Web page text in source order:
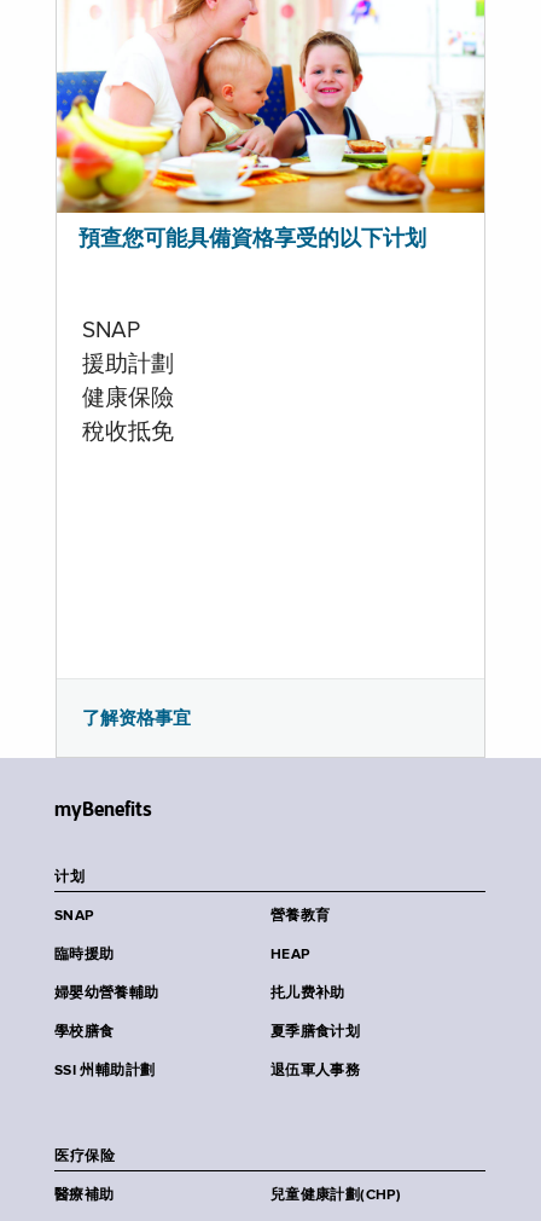
預查您可能具備資格享受的以下计划
SNAP
援助計劃
健康保險
稅收抵免
了解资格事宜
myBenefits
计划
SNAP 營養教育
臨時援助 HEAP
婦嬰幼營養輔助 扥儿费补助
學校膳食 夏季膳食计划
SSI 州輔助計劃 退伍軍人事務
医疗保险
醫療補助 兒童健康計劃(CHP)